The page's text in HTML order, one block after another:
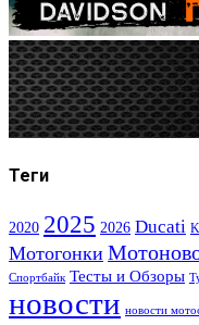
Теги
2020 2025 2026 Ducati
Мотогонки
Спортбайк Тесты и Обзоры
новости новости